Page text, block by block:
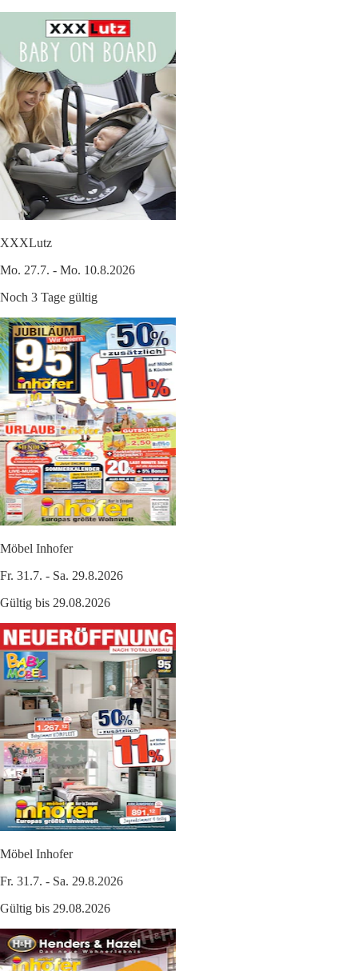
XXXLutz
Mo. 27.7. - Mo. 10.8.2026
Noch 3 Tage gültig
Möbel Inhofer
Fr. 31.7. - Sa. 29.8.2026
Gültig bis 29.08.2026
Möbel Inhofer
Fr. 31.7. - Sa. 29.8.2026
Gültig bis 29.08.2026